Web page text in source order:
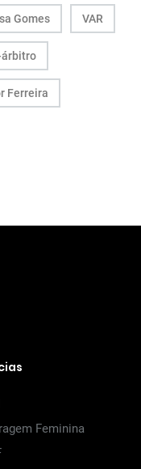
Gomes VAR
Ferreira
Feminina